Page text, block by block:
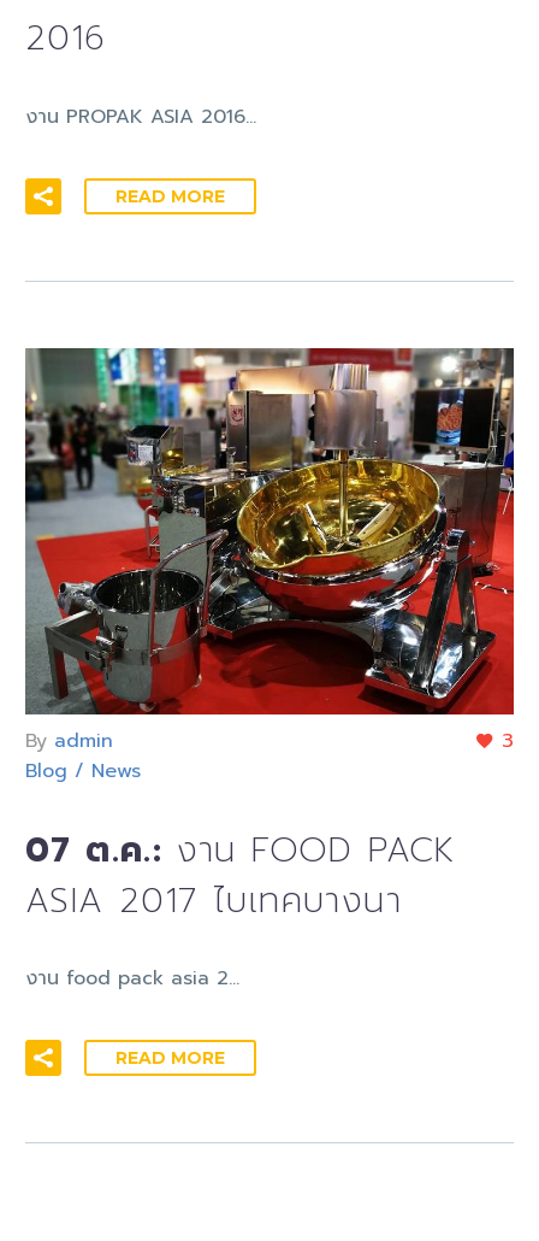
2016
งาน PROPAK ASIA 2016…
READ MORE
3
By admin
Blog / News
07 ต.ค.: งาน FOOD PACK
ASIA 2017 ไบเทคบางนา
งาน food pack asia 2…
READ MORE